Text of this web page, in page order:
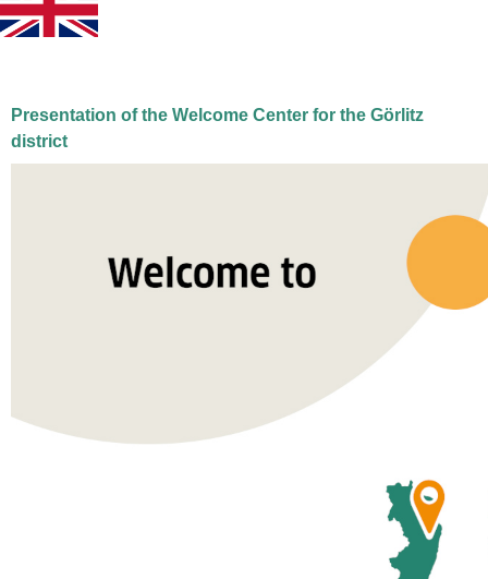
Presentation of the Welcome Center for the Görlitz
district